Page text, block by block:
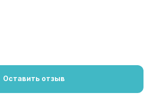
Оставить отзыв